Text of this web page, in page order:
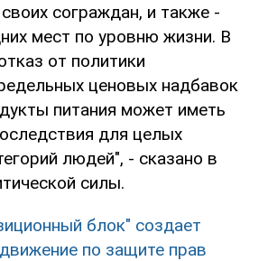
сограждан, и также -
мест по уровню жизни. В
от политики
ценовых надбавок
питания может иметь
для целых
людей", - сказано в
силы.
блок" создает
по защите прав